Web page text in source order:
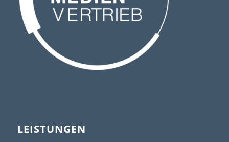
LEISTUNGEN